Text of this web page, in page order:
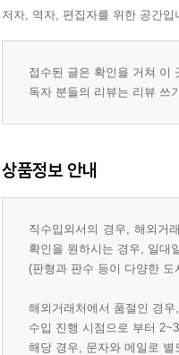
저자, 역자, 편집자를 위한 공간
접수된 글은 확인을 거쳐 이
독자 분들의 리뷰는 리뷰 쓰
상품정보 안내
직수입외서의 경우, 해외거
확인을 원하시는 경우, 일대
(판형과 판수 등이 다양한
해외거래처에서 품절인 경
수입 진행 시점으로 부터
해당 경우, 문자와 메일로